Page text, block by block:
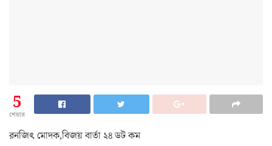
5
শেয়ার
রনজিৎ মোদক,বিজয় বার্তা ২৪ ডট কম